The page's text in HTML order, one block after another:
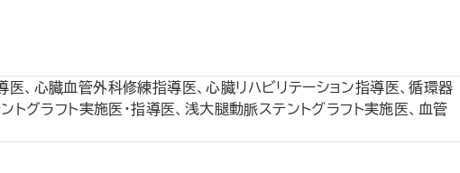
、心臓血管外科修練指導医、心臓リハビリテーション指導医、循環器
グラフト実施医・指導医、浅大腿動脈ステントグラフト実施医、血管